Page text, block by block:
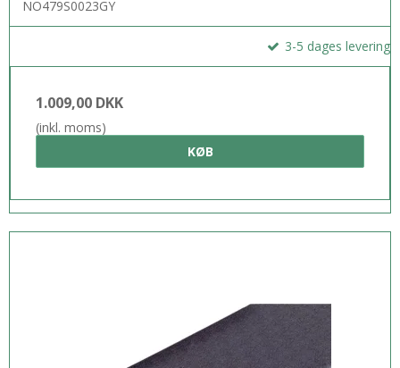
NO479S0023GY
3-5 dages levering
1.009,00 DKK
(inkl. moms)
KØB